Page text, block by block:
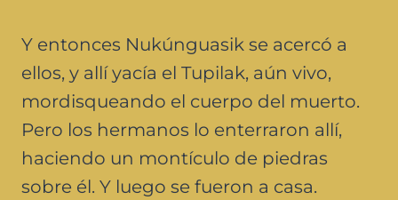
Y entonces Nukúnguasik se acercó a
ellos, y allí yacía el Tupilak, aún vivo,
mordisqueando el cuerpo del muerto.
Pero los hermanos lo enterraron allí,
haciendo un montículo de piedras
sobre él. Y luego se fueron a casa.